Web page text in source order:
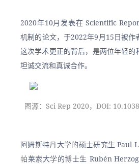
2020年10月发表在 Scientific
机制的论文，于2022年9月15日被作
这次学术更正的背后，是两位年轻的
坦诚交流和真诚合作。
图源：Sci Rep 2020，DOI:
阿姆斯特丹大学的硕士研究生 Paul
帕莱索大学的博士生 Rubén